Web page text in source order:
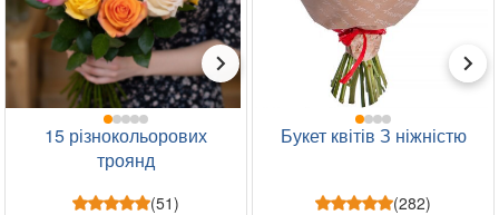
15 різнокольорових
троянд
(51)
Букет квітів З ніжністю
(282)